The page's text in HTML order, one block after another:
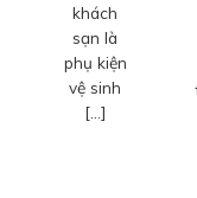
khách
sạn là
phụ kiện
vệ sinh
[…]